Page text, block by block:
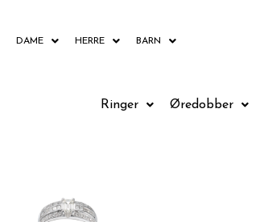
DAME HERRE BARN
Ringer Øredobber